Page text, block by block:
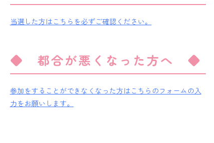
当選した方はこちらを必ずご確認ください。
◆ 都合が悪くなった方へ ◆
参加をすることができなくなった方はこちらのフォームの入
力をお願いします。